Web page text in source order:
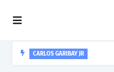
CARLOS GARIBAY JR